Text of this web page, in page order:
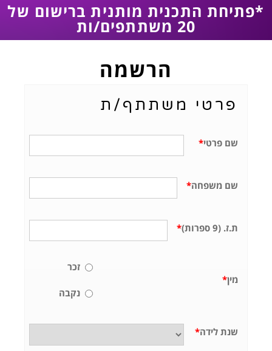
*פתיחת התכנית מותנית ברישום של
20 משתתפים/ות
הרשמה
פרטי משתתף/ת
*שם פרטי
*שם משפחה
* ת.ז. (9 ספרות)
*מין
זכר
נקבה
*שנת לידה